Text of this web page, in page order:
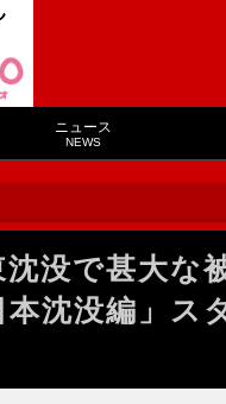
ニュース
NEWS
沈没で甚大な
沈没編」ス